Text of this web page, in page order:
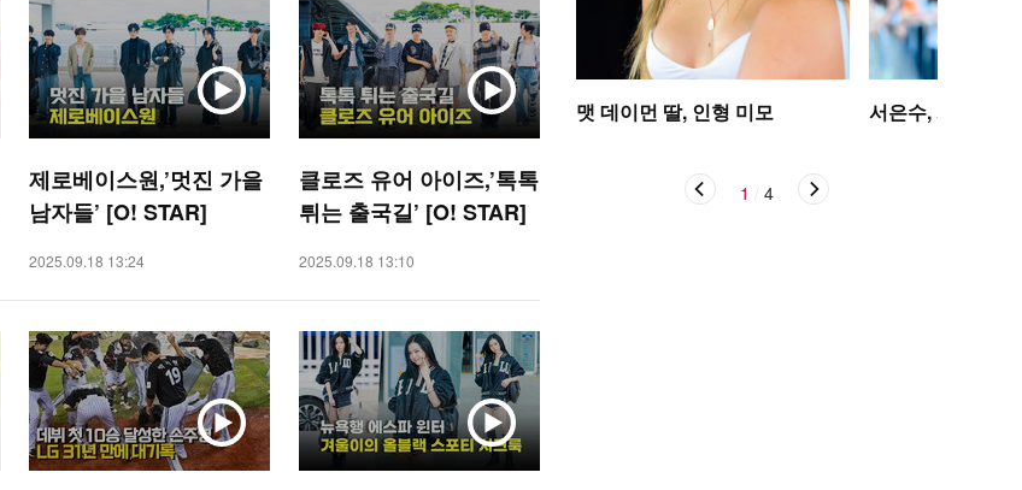
제로베이스원,’멋진 가을
남자들’ [O! STAR]
2025.09.18 13:24
클로즈 유어 아이즈,’톡톡
튀는 출국길’ [O! STAR]
2025.09.18 13:10
맷 데이먼 딸, 인형 미모 서은수, 사뿐사뿐
1 4